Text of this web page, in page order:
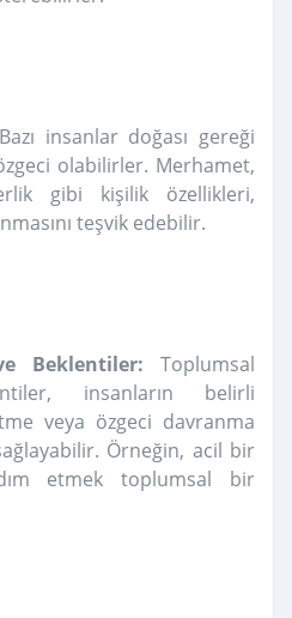
Bazı insanlar doğası gereği
olabilirler. Merhamet,
gibi kişilik özellikleri,
teşvik edebilir.
Beklentiler:
Toplumsal
insanların belirli
veya özgeci davranma
Örneğin, acil bir
etmek toplumsal bir